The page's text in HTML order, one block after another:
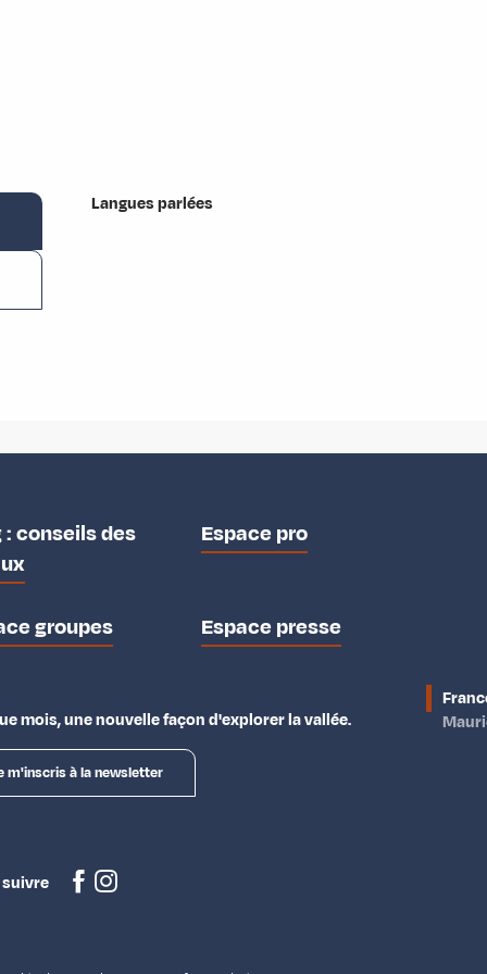
Langues parlées
Langues parlées
: conseils des
Espace pro
groupes Espace presse
mois, une nouvelle façon d'explorer la vallée.
m'inscris à la newsletter